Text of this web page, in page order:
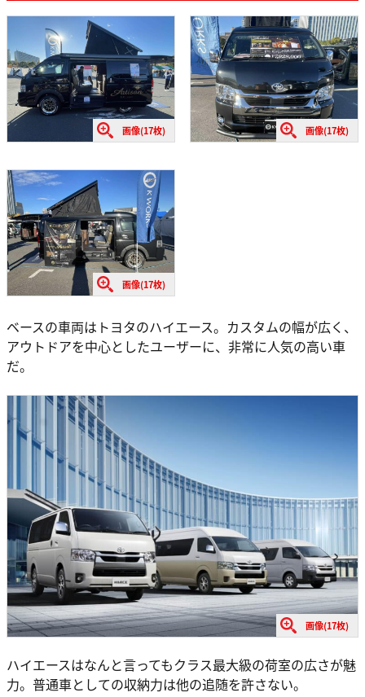
画像(17枚) 画像(17枚)
画像(17枚)
ベースの車両はトヨタのハイエース。カスタムの幅が広く、
アウトドアを中心としたユーザーに、非常に人気の高い車
だ。
画像(17枚)
ハイエースはなんと言ってもクラス最大級の荷室の広さが魅
力。普通車としての収納力は他の追随を許さない。